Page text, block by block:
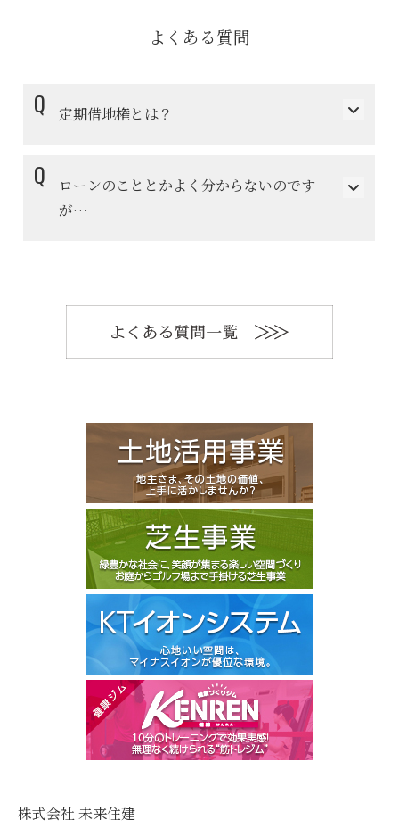
よくある質問
定期借地権とは？
ローンのこととかよく分からないのです
が…
株式会社 未来住建